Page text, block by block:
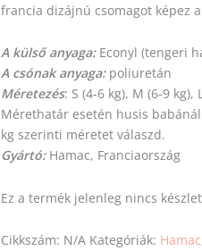
francia dizájnú csomagot képez
A külső anyaga:Econyl (tengeri
A csónak anyaga:poliuretán
Méretezés: S (4-6 kg), M (6-9 kg),
Mérethatár esetén husis
kg szerinti méretet válaszd.
Gyártó:Hamac, Franciaország
Ez a termék jelenleg nincs
Cikkszám: N/A Kategóriák: Hamac